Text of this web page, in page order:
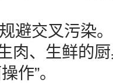
避交叉污染
肉、生鲜的
作”。